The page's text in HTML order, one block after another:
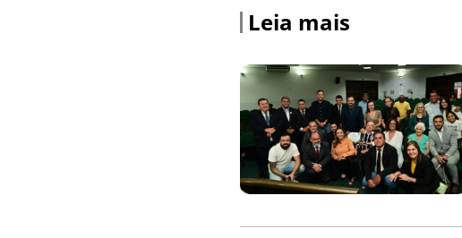
Leia mais